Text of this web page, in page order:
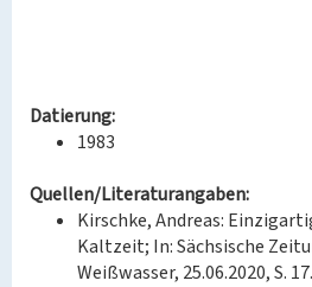
Datierung:
1983
Quellen/Literaturangaben:
Kirschke, Andreas:
Kaltzeit; In: Sächsische
Weißwasser, 25.06.2020, S. 17.